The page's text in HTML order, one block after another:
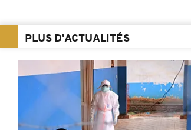
PLUS D'ACTUALITÉS